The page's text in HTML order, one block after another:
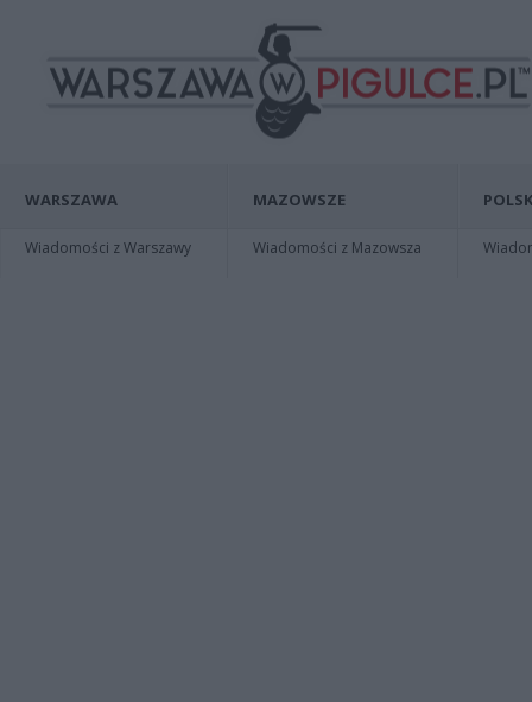
WARSZAWA
Wiadomości z Warszawy
MAZOWSZE
Wiadomości z Mazowsza